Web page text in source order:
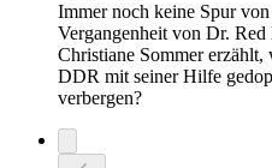
Immer noch keine Spur
Vergangenheit von Dr.
Christiane Sommer
DDR mit seiner Hilfe
verbergen?